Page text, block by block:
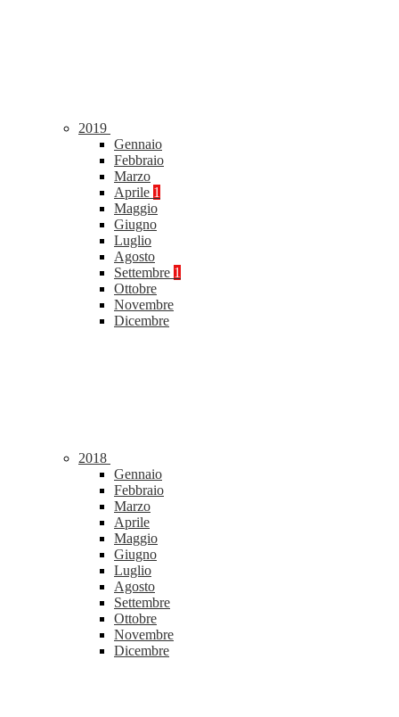
2019
Gennaio
Febbraio
Marzo
Aprile 1
Maggio
Giugno
Luglio
Agosto
Settembre 1
Ottobre
Novembre
Dicembre
2018
Gennaio
Febbraio
Marzo
Aprile
Maggio
Giugno
Luglio
Agosto
Settembre
Ottobre
Novembre
Dicembre